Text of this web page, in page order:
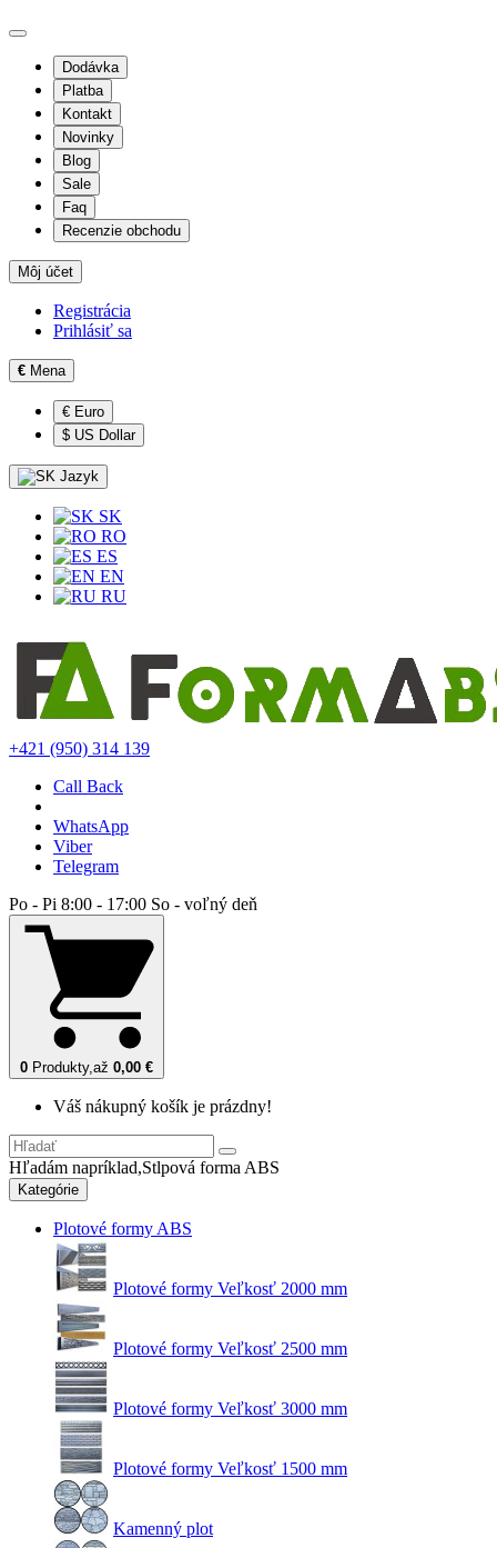
Dodávka
Platba
Kontakt
Novinky
Blog
Sale
Faq
Recenzie obchodu
Môj účet
Registrácia
Prihlásiť sa
€ Mena
€ Euro
$ US Dollar
Jazyk
SK
RO
ES
EN
RU
+421 (950) 314 139
Call Back
WhatsApp
Viber
Telegram
Po - Pi 8:00 - 17:00 So - voľný deň
0 Produkty,až 0,00 €
Váš nákupný košík je prázdny!
Hľadám napríklad,Stlpová forma ABS
Kategórie
Plotové formy ABS
Plotové formy Veľkosť 2000 mm
Plotové formy Veľkosť 2500 mm
Plotové formy Veľkosť 3000 mm
Plotové formy Veľkosť 1500 mm
Kamenný plot